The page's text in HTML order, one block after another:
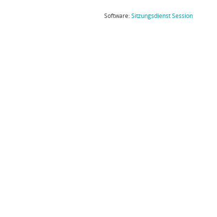
Software:SitzungsdienstSession(Wird in